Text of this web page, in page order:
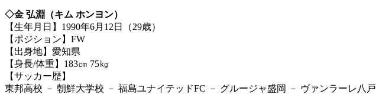
◇金 弘淵（キム ホンヨン）
【生年月日】1990年6月12日（29歳）
【ポジション】FW
【出身地】愛知県
【身長/体重】183㎝ 75㎏
【サッカー歴】
東邦高校 － 朝鮮大学校 － 福島ユナイテッドFC － グルージャ盛岡 － ヴァンラーレ八戸